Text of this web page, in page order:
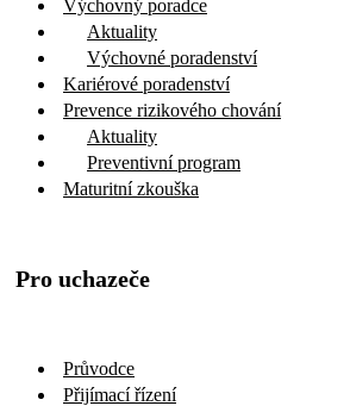
Výchovný poradce
Aktuality
Výchovné poradenství
Kariérové poradenství
Prevence rizikového chování
Aktuality
Preventivní program
Maturitní zkouška
Pro uchazeče
Průvodce
Přijímací řízení